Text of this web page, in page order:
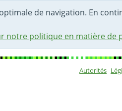
de navigation. En
notre politique en matière de
Autorités